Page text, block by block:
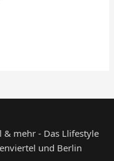
mehr - Das Llifestyle
und Berlin